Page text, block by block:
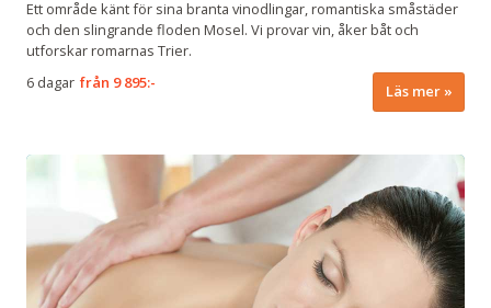
Ett område känt för sina branta vinodlingar, romantiska småstäder
och den slingrande floden Mosel. Vi provar vin, åker båt och
utforskar romarnas Trier.
6 dagar från 9 895:- Läs mer